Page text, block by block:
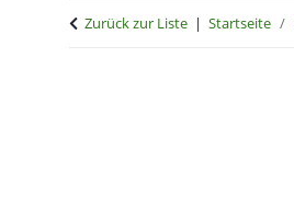
Zurück zur Liste Startseite